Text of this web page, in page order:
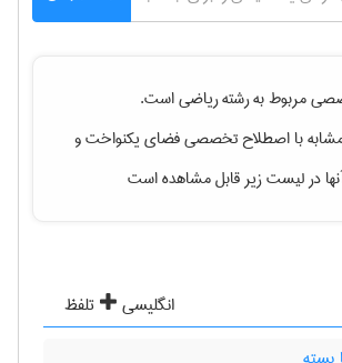
مربوط به رشتهرياضیاست.
با اصطلاح تخصصیفضای یکنواختو
در لیست زیر قابل مشاهده است
انگلیسی
تلفظ